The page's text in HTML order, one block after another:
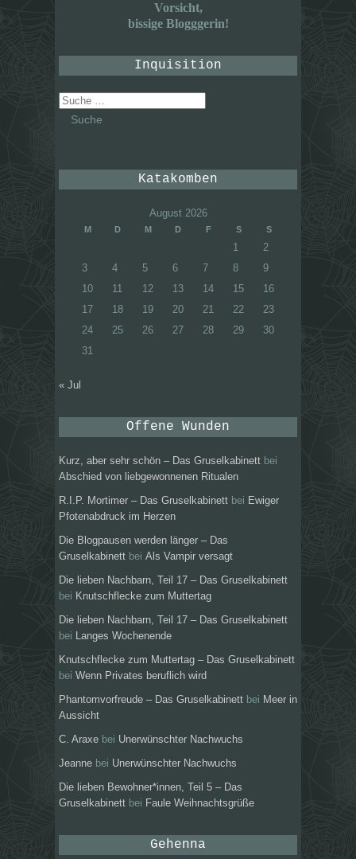
Vorsicht,
bissige Blogggerin!
Inquisition
Suche
nach:
Katakomben
August 2026
M D M D F S S
1
2
3
4 5 6 7 8
9
10
11 12 13 14 15
16
17
18 19 20 21 22
23
24
25 26 27 28 29
30
31
« Jul
Offene Wunden
Kurz, aber sehr schön – Das Gruselkabinett bei
Abschied von liebgewonnenen Ritualen
R.I.P. Mortimer – Das Gruselkabinett bei Ewiger
Pfotenabdruck im Herzen
Die Blogpausen werden länger – Das
Gruselkabinett bei Als Vampir versagt
Die lieben Nachbarn, Teil 17 – Das Gruselkabinett
bei Knutschflecke zum Muttertag
Die lieben Nachbarn, Teil 17 – Das Gruselkabinett
bei
Langes Wochenende
Knutschflecke zum Muttertag – Das Gruselkabinett
bei Wenn Privates beruflich wird
Phantomvorfreude – Das Gruselkabinett bei Meer in
Aussicht
C. Araxe bei Unerwünschter Nachwuchs
Jeanne bei Unerwünschter Nachwuchs
Die lieben Bewohner*innen, Teil 5 – Das
Gruselkabinett bei Faule Weihnachtsgrüße
Gehenna